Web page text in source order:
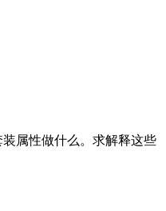
属性做什么。求解释这些